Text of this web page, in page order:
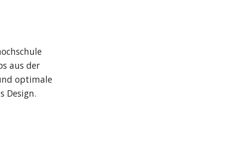
aus der
optimale
Design.